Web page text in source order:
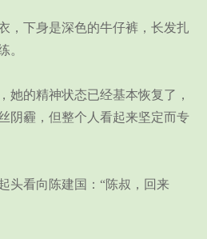
下身是深色的牛仔裤，长发扎
。
的精神状态已经基本恢复了，
阴霾，但整个人看起来坚定而专
看向陈建国：“陈叔，回来